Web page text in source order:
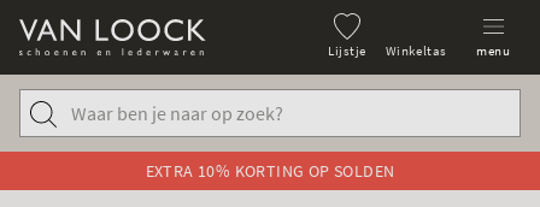
Lijstje Winkeltas menu
EXTRA 10% KORTING OP SOLDEN